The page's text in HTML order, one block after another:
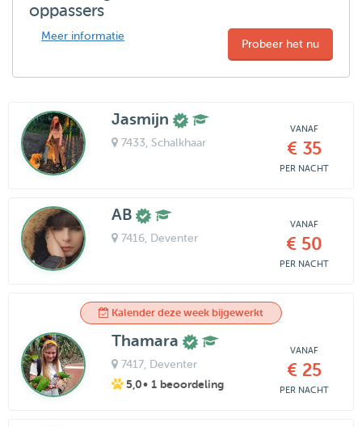
oppassers
Meer informatie
Probeer het nu
Jasmijn
7433 , Schalkhaar
VANAF
€ 35
PER NACHT
AB
7416, Deventer
VANAF
€ 50
PER NACHT
Kalender deze week bijgewerkt
Thamara
7417, Deventer
5,0• 1 beoordeling
VANAF
€ 25
PER NACHT